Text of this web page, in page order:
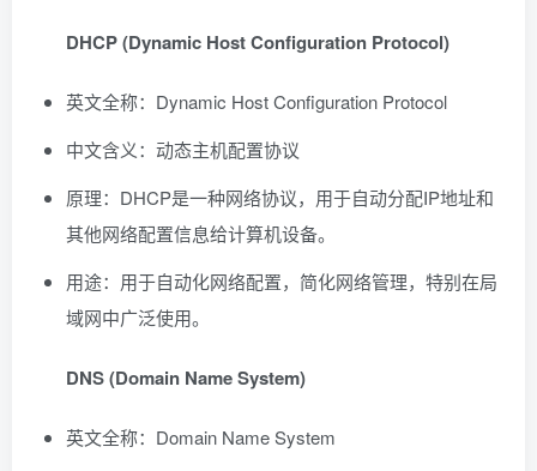
DHCP (Dynamic Host Configuration Protocol)
英文全称：Dynamic Host Configuration Protocol
中文含义：动态主机配置协议
原理：DHCP是一种网络协议，用于自动分配IP地址和
其他网络配置信息给计算机设备。
用途：用于自动化网络配置，简化网络管理，特别在局
域网中广泛使用。
DNS (Domain Name System)
英文全称：Domain Name System